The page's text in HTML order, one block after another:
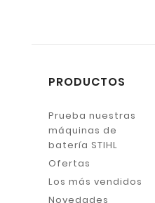
PRODUCTOS
Prueba nuestras
máquinas de
batería STIHL
Ofertas
Los más vendidos
Novedades